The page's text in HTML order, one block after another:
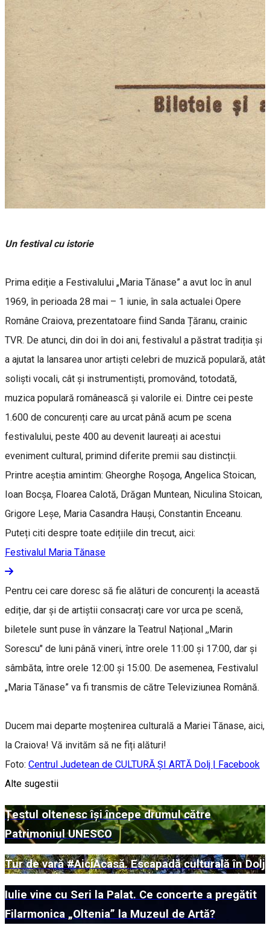
Un festival cu istorie
Prima ediție a Festivalului „Maria Tănase” a avut loc în anul
1969, în perioada 28 mai – 1 iunie, în sala actualei Opere
Române Craiova, prezentatoare fiind Sanda Țăranu, crainic
TVR. De atunci, din doi în doi ani, festivalul a păstrat tradiția și
a ajutat la lansarea unor artiști celebri de muzică populară, atât
soliști vocali, cât și instrumentiști, promovând, totodată,
muzica populară românească și valorile ei. Dintre cei peste
1.600 de concurenți care au urcat până acum pe scena
festivalului, peste 400 au devenit laureați ai acestui
eveniment cultural, primind diferite premii sau distincții.
Printre aceștia amintim: Gheorghe Roșoga, Angelica Stoican,
Ioan Bocșa, Floarea Calotă, Drăgan Muntean, Niculina Stoican,
Grigore Leșe, Maria Casandra Hauși, Constantin Enceanu.
Puteți citi despre toate edițiile din trecut, aici:
Festivalul Maria Tănase
Pentru cei care doresc să fie alături de concurenți la această
ediție, dar și de artiștii consacrați care vor urca pe scenă,
biletele sunt puse în vânzare la Teatrul Național ,,Marin
Sorescu" de luni până vineri, între orele 11:00 și 17:00, dar și
sâmbăta, între orele 12:00 și 15:00. De asemenea, Festivalul
„Maria Tănase” va fi transmis de către Televiziunea Română.
Ducem mai departe moștenirea culturală a Mariei Tănase, aici,
la Craiova! Vă invităm să ne fiți alături!
Foto: Centrul Judetean de CULTURĂ ȘI ARTĂ Dolj | Facebook
Alte sugestii
Țestul oltenesc își începe drumul către
Patrimoniul UNESCO
Tur de vară #AiciAcasă. Escapadă culturală în Dolj
Iulie vine cu Seri la Palat. Ce concerte a pregătit
Filarmonica „Oltenia” la Muzeul de Artă?